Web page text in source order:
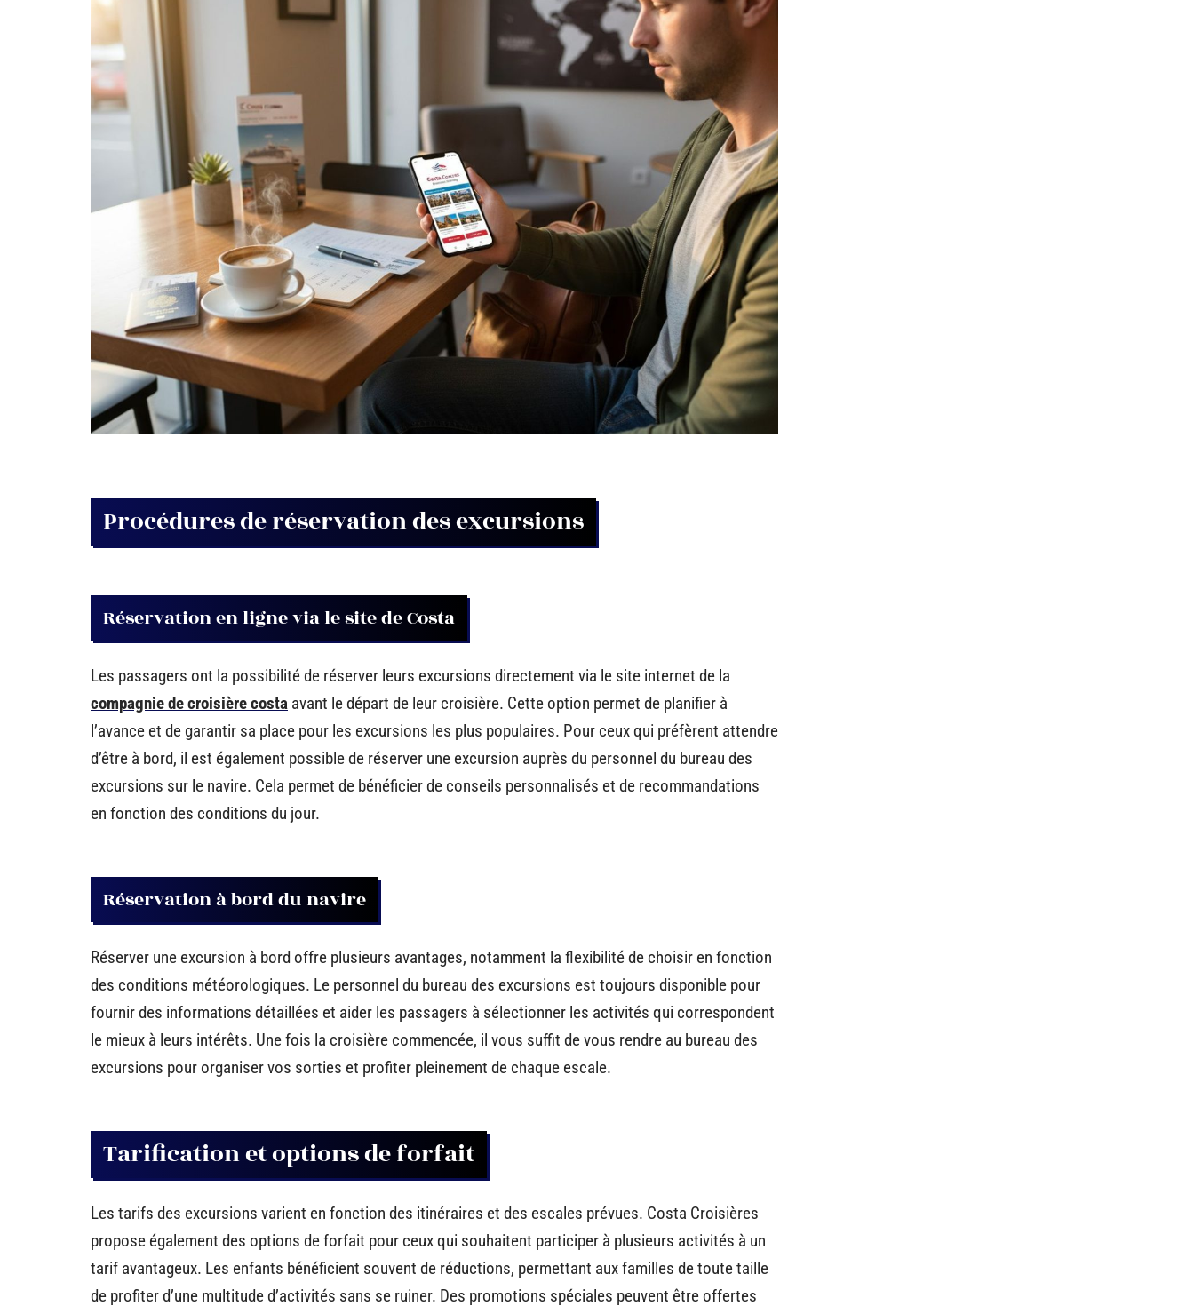
Procédures de réservation des excursions
Réservation en ligne via le site de Costa
Les passagers ont la possibilité de réserver leurs excursions directement via le site internet de la
compagnie de croisière costa avant le départ de leur croisière. Cette option permet de planifier à
l’avance et de garantir sa place pour les excursions les plus populaires. Pour ceux qui préfèrent attendre
d’être à bord, il est également possible de réserver une excursion auprès du personnel du bureau des
excursions sur le navire. Cela permet de bénéficier de conseils personnalisés et de recommandations
en fonction des conditions du jour.
Réservation à bord du navire
Réserver une excursion à bord offre plusieurs avantages, notamment la flexibilité de choisir en fonction
des conditions météorologiques. Le personnel du bureau des excursions est toujours disponible pour
fournir des informations détaillées et aider les passagers à sélectionner les activités qui correspondent
le mieux à leurs intérêts. Une fois la croisière commencée, il vous suffit de vous rendre au bureau des
excursions pour organiser vos sorties et profiter pleinement de chaque escale.
Tarification et options de forfait
Les tarifs des excursions varient en fonction des itinéraires et des escales prévues. Costa Croisières
propose également des options de forfait pour ceux qui souhaitent participer à plusieurs activités à un
tarif avantageux. Les enfants bénéficient souvent de réductions, permettant aux familles de toute taille
de profiter d’une multitude d’activités sans se ruiner. Des promotions spéciales peuvent être offertes